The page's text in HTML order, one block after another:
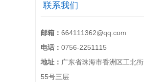
联系我们
邮箱： 664111362@qq.com
电话： 0756-2251115
地址： 广东省珠海市香洲区工北街
55号三层